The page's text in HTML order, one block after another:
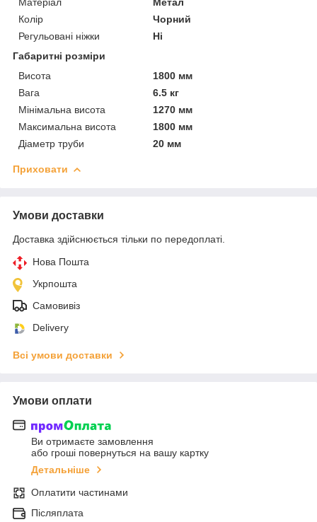
Колір
Чорний
Регульовані ніжки
Ні
Габаритні розміри
Висота
1800 мм
Вага
6.5 кг
Мінімальна висота
1270 мм
Максимальна висота
1800 мм
Діаметр труби
20 мм
Приховати
Умови доставки
Доставка здійснюється тільки по передоплаті.
Нова Пошта
Укрпошта
Самовивіз
Delivery
Всі умови доставки
Умови оплати
Ви отримаєте замовлення
або гроші повернуться на вашу картку
Детальніше
Оплатити частинами
Післяплата